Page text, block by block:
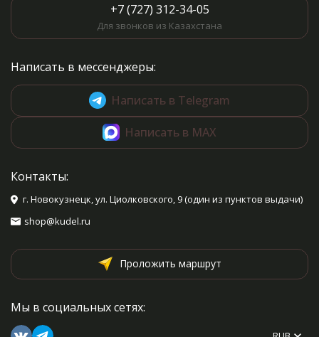
+7 (727) 312-34-05
Для звонков из Казахстана
Написать в мессенджеры:
Написать в Telegram
Написать в MAX
Контакты:
г. Новокузнецк, ул. Циолковского, 9 (один из пунктов выдачи)
shop@kudel.ru
Проложить маршрут
Мы в социальных сетях: